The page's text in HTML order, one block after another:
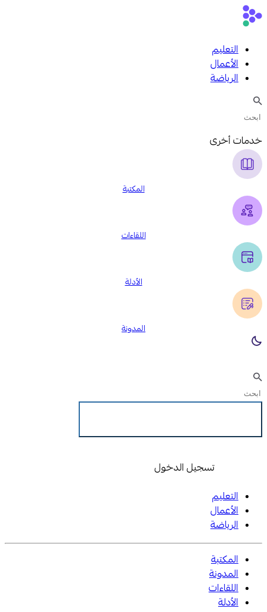
التعليم
الأعمال
الرياضة
خدمات أخرى
المكتبة
اللقاءات
الأدلة
المدونة
تسجيل الدخول
التعليم
الأعمال
الرياضة
المكتبة
المدونة
اللقاءات
الأدلة